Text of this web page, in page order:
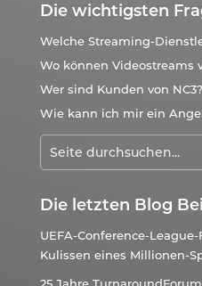
Die wichtigsten
Welche Streaming-
Wo können Videostreams
Wer sind Kunden von NC3?
Wie kann ich mir ein
Die letzten Blog
UEFA-Conference-
Kulissen eines Millionen-